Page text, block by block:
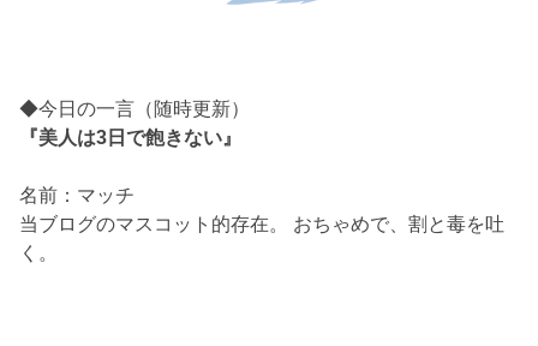
◆今日の一言（随時更新）
『美人は3日で飽きない』
名前：マッチ
当ブログのマスコット的存在。 おちゃめで、割と毒を吐
く。